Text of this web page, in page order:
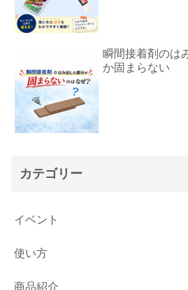
瞬間接着剤のは
か固まらない
カテゴリー
イベント
使い方
商品紹介